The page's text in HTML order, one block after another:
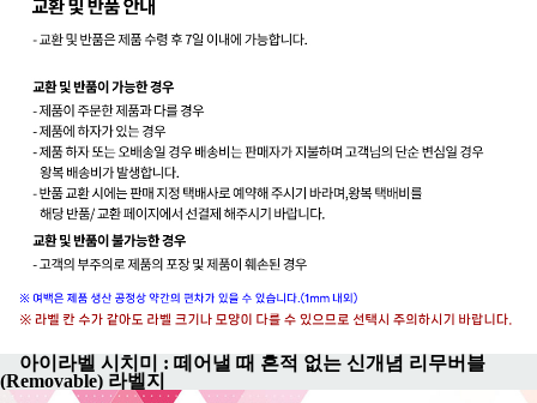
아이라벨 시치미 : 떼어낼 때 흔적 없는 신개념 리무버블
(Removable) 라벨지